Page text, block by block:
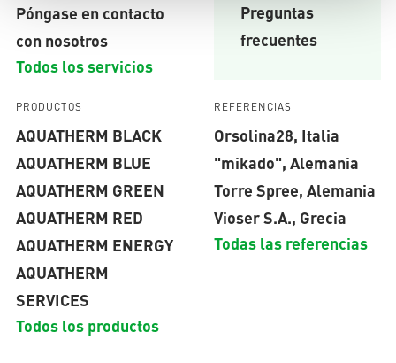
Póngase en contacto
con nosotros
Todos los servicios
Preguntas
frecuentes
PRODUCTOS
AQUATHERM BLACK
AQUATHERM BLUE
AQUATHERM GREEN
AQUATHERM RED
AQUATHERM ENERGY
AQUATHERM
SERVICES
Todos los productos
REFERENCIAS
Orsolina28, Italia
"mikado", Alemania
Torre Spree, Alemania
Vioser S.A., Grecia
Todas las referencias